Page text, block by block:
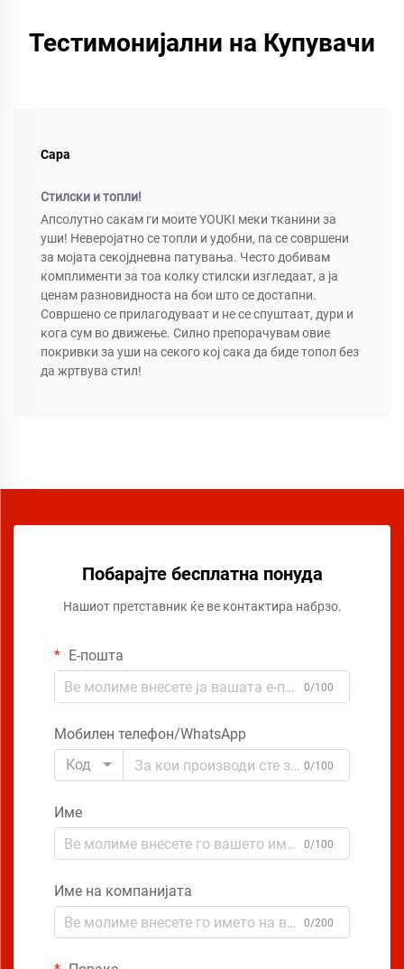
Тестимонијални на Купувачи
Сара
Стилски и топли!
Апсолутно сакам ги моите YOUKI меки тканини за
уши! Неверојатно се топли и удобни, па се совршени
за мојата секојдневна патувања. Често добивам
комплименти за тоа колку стилски изгледаат, а ја
ценам разновидноста на бои што се достапни.
Совршено се прилагодуваат и не се спуштаат, дури и
кога сум во движење. Силно препорачувам овие
покривки за уши на секого кој сака да биде топол без
да жртвува стил!
Побарајте бесплатна понуда
Нашиот претставник ќе ве контактира набрзо.
Е-пошта
0/100
Мобилен телефон/WhatsApp
Код
0/100
Име
0/100
Име на компанијата
0/200